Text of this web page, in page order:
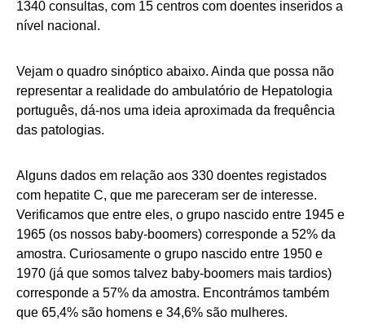
1340 consultas, com 15 centros com doentes inseridos a
nível nacional.
Vejam o quadro sinóptico abaixo. Ainda que possa não
representar a realidade do ambulatório de Hepatologia
português, dá-nos uma ideia aproximada da frequência
das patologias.
Alguns dados em relação aos 330 doentes registados
com hepatite C, que me pareceram ser de interesse.
Verificamos que entre eles, o grupo nascido entre 1945 e
1965 (os nossos baby-boomers) corresponde a 52% da
amostra. Curiosamente o grupo nascido entre 1950 e
1970 (já que somos talvez baby-boomers mais tardios)
corresponde a 57% da amostra. Encontrámos também
que 65,4% são homens e 34,6% são mulheres.